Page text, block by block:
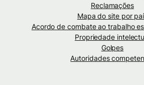
Reclamações
Mapa do site por
Acordo de combate ao trabalho
Propriedade
Golpes
Autoridades